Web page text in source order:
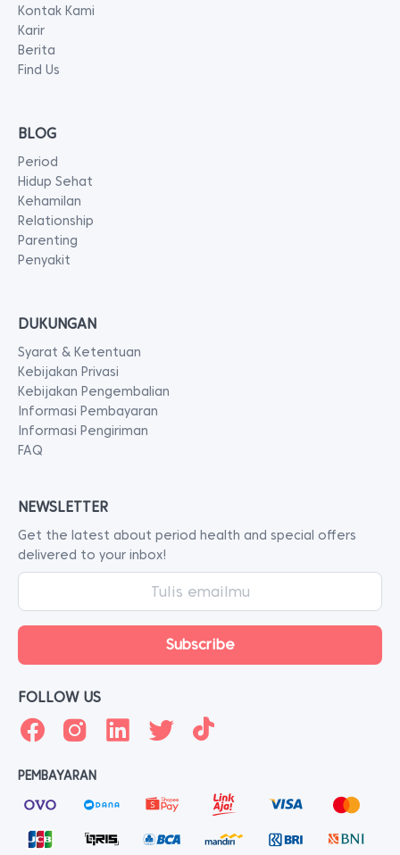
Kontak Kami
Karir
Berita
Find Us
BLOG
Period
Hidup Sehat
Kehamilan
Relationship
Parenting
Penyakit
DUKUNGAN
Syarat & Ketentuan
Kebijakan Privasi
Kebijakan Pengembalian
Informasi Pembayaran
Informasi Pengiriman
FAQ
NEWSLETTER
Get the latest about period health and special offers
delivered to your inbox!
FOLLOW US
PEMBAYARAN